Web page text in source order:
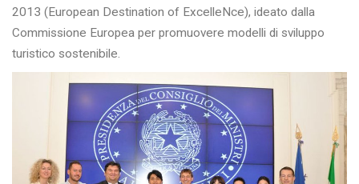
2013 (European Destination of ExcelleNce), ideato dalla
Commissione Europea per promuovere modelli di sviluppo
turistico sostenibile.